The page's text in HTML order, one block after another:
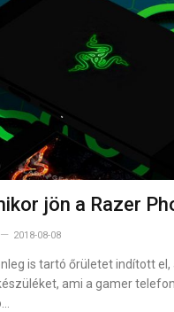
jön a Razer
2018-08-08
is tartó őrületet indított
ami a gamer